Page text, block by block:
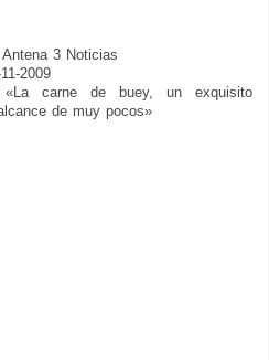
Antena 3 Noticias
2009
«La carne de buey, un exquisito
de muy pocos»